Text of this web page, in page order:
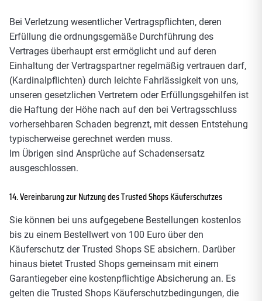
Bei Verletzung wesentlicher Vertragspflichten, deren
Erfüllung die ordnungsgemäße Durchführung des
Vertrages überhaupt erst ermöglicht und auf deren
Einhaltung der Vertragspartner regelmäßig vertrauen darf,
(Kardinalpflichten) durch leichte Fahrlässigkeit von uns,
unseren gesetzlichen Vertretern oder Erfüllungsgehilfen ist
die Haftung der Höhe nach auf den bei Vertragsschluss
vorhersehbaren Schaden begrenzt, mit dessen Entstehung
typischerweise gerechnet werden muss.
Im Übrigen sind Ansprüche auf Schadensersatz
ausgeschlossen.
14. Vereinbarung zur Nutzung des Trusted Shops Käuferschutzes
Sie können bei uns aufgegebene Bestellungen kostenlos
bis zu einem Bestellwert von 100 Euro über den
Käuferschutz der Trusted Shops SE absichern. Darüber
hinaus bietet Trusted Shops gemeinsam mit einem
Garantiegeber eine kostenpflichtige Absicherung an. Es
gelten die Trusted Shops Käuferschutzbedingungen, die